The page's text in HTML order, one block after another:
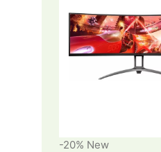
-20% New